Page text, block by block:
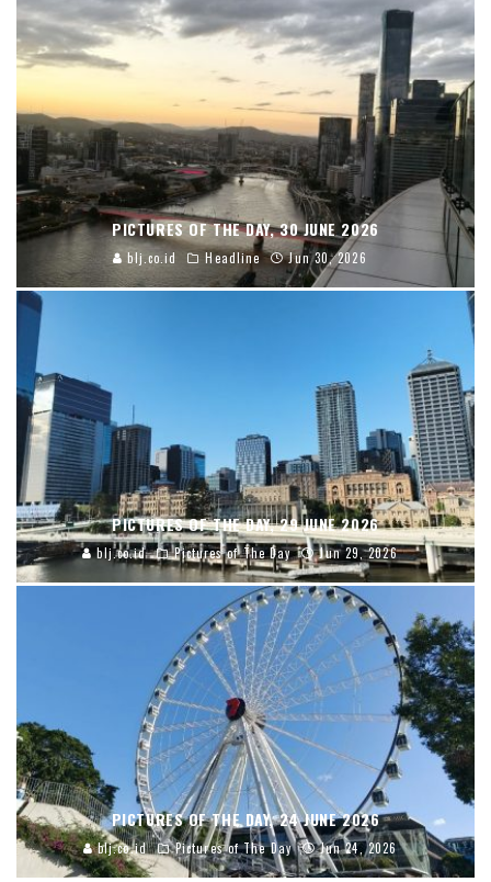
PICTURES OF THE DAY, 30 JUNE 2026
blj.co.id Headline Jun 30, 2026
PICTURES OF THE DAY, 29 JUNE 2026
blj.co.id Pictures of The Day Jun 29, 2026
PICTURES OF THE DAY, 24 JUNE 2026
blj.co.id Pictures of The Day Jun 24, 2026